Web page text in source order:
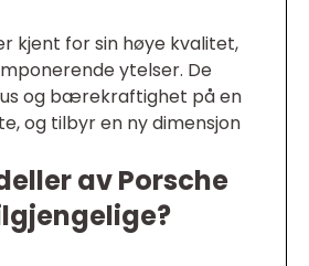
kjent for sin høye kvalitet,
ytelser. De
og bærekraftighet på en
og tilbyr en ny dimensjon
av Porsche